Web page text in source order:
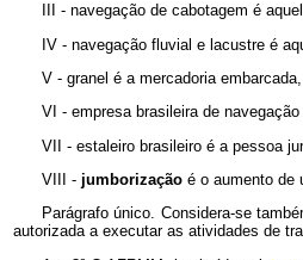
III - navegação de cabotagem é
IV - navegação fluvial e lacustre é
V - granel é a mercadoria
VI - empresa brasileira de
VII - estaleiro brasileiro é a pessoa
VIII - jumborização é o aumento de
Parágrafo único. Considera-se
autorizada a executar as atividades de